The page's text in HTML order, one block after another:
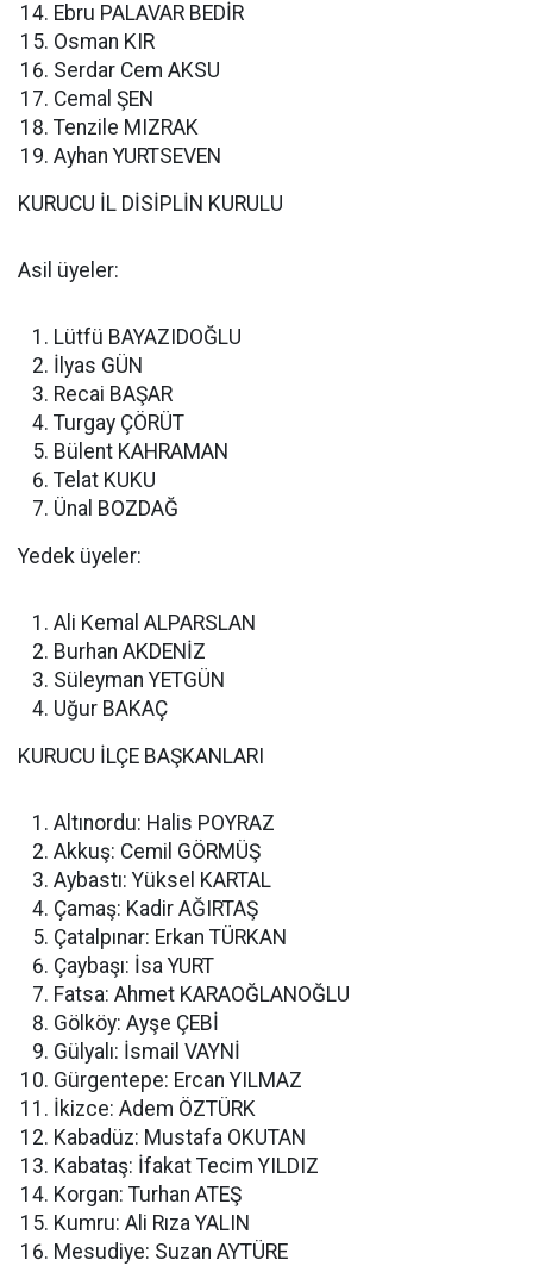
Ebru PALAVAR BEDİR
Osman KIR
Serdar Cem AKSU
Cemal ŞEN
Tenzile MIZRAK
Ayhan YURTSEVEN
KURUCU İL DİSİPLİN KURULU
Asil üyeler:
Lütfü BAYAZIDOĞLU
İlyas GÜN
Recai BAŞAR
Turgay ÇÖRÜT
Bülent KAHRAMAN
Telat KUKU
Ünal BOZDAĞ
Yedek üyeler:
Ali Kemal ALPARSLAN
Burhan AKDENİZ
Süleyman YETGÜN
Uğur BAKAÇ
KURUCU İLÇE BAŞKANLARI
Altınordu: Halis POYRAZ
Akkuş: Cemil GÖRMÜŞ
Aybastı: Yüksel KARTAL
Çamaş: Kadir AĞIRTAŞ
Çatalpınar: Erkan TÜRKAN
Çaybaşı: İsa YURT
Fatsa: Ahmet KARAOĞLANOĞLU
Gölköy: Ayşe ÇEBİ
Gülyalı: İsmail VAYNİ
Gürgentepe: Ercan YILMAZ
İkizce: Adem ÖZTÜRK
Kabadüz: Mustafa OKUTAN
Kabataş: İfakat Tecim YILDIZ
Korgan: Turhan ATEŞ
Kumru: Ali Rıza YALIN
Mesudiye: Suzan AYTÜRE